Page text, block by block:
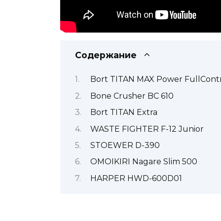
Содержание
Bort TITAN MAX Power
Bone Crusher BC 610
Bort TITAN Extra
WASTE FIGHTER F-12 Junior
STOEWER D-390
OMOIKIRI Nagare Slim 500
HARPER HWD-600D01